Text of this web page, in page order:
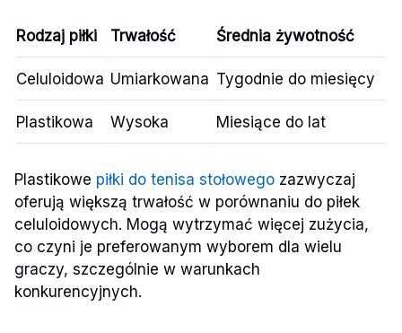
Rodzaj piłki Trwałość Średnia żywotność
Celuloidowa Umiarkowana Tygodnie do miesięcy
Plastikowa Wysoka Miesiące do lat
Plastikowe piłki do tenisa stołowego zazwyczaj
oferują większą trwałość w porównaniu do piłek
celuloidowych. Mogą wytrzymać więcej zużycia,
co czyni je preferowanym wyborem dla wielu
graczy, szczególnie w warunkach
konkurencyjnych.